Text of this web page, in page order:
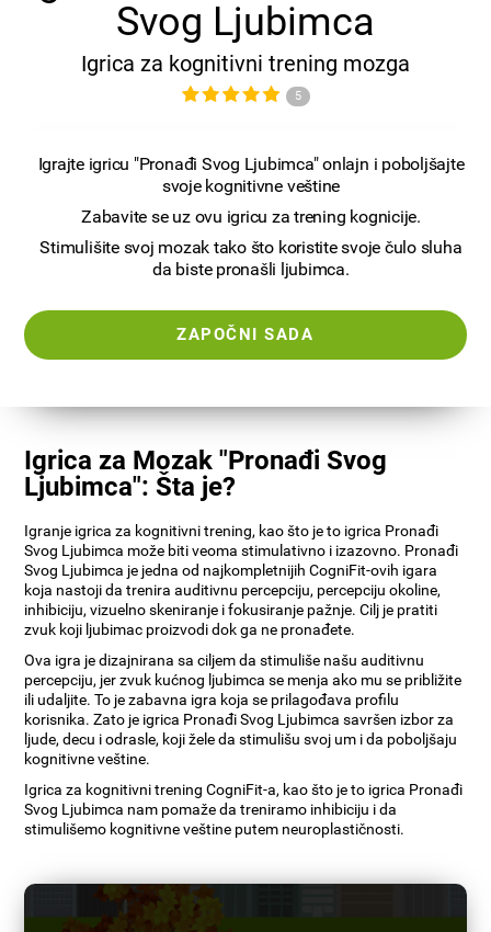
Svog Ljubimca
Igrica za kognitivni trening mozga
5
Igrajte igricu "Pronađi Svog Ljubimca" onlajn i poboljšajte
svoje kognitivne veštine
Zabavite se uz ovu igricu za trening kognicije.
Stimulišite svoj mozak tako što koristite svoje čulo sluha
da biste pronašli ljubimca.
ZAPOČNI SADA
Igrica za Mozak "Pronađi Svog
Ljubimca": Šta je?
Igranje igrica za kognitivni trening, kao što je to igrica Pronađi
Svog Ljubimca može biti veoma stimulativno i izazovno. Pronađi
Svog Ljubimca je jedna od najkompletnijih CogniFit-ovih igara
koja nastoji da trenira auditivnu percepciju, percepciju okoline,
inhibiciju, vizuelno skeniranje i fokusiranje pažnje. Cilj je pratiti
zvuk koji ljubimac proizvodi dok ga ne pronađete.
Ova igra je dizajnirana sa ciljem da stimuliše našu auditivnu
percepciju, jer zvuk kućnog ljubimca se menja ako mu se približite
ili udaljite. To je zabavna igra koja se prilagođava profilu
korisnika. Zato je igrica Pronađi Svog Ljubimca savršen izbor za
ljude, decu i odrasle, koji žele da stimulišu svoj um i da poboljšaju
kognitivne veštine.
Igrica za kognitivni trening CogniFit-a, kao što je to igrica Pronađi
Svog Ljubimca nam pomaže da treniramo inhibiciju i da
stimulišemo kognitivne veštine putem neuroplastičnosti.